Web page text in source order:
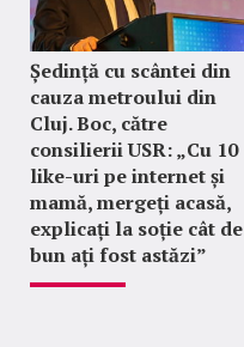
Ședință cu scântei din
cauza metroului din
Cluj. Boc, către
consilierii USR: „Cu 10
like-uri pe internet și
mamă, mergeți acasă,
explicați la soție cât de
bun ați fost astăzi”